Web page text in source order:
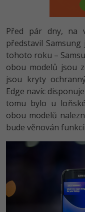
HTML5,
SQL a
Testování
UML a
React
Django
Best
PHP
JavaScript
Python
HTML /
UML a
SQLite
Vývojář
C# Game
Tester
3D grafik
-80%
JavaScript
PHP -80%
C++ -80%
Swift -80%
Kotlin -80%
VB.NET
SQL
Digitální
Marketing
WordPress
SEO -30%
UX
Business
MS Office
Photoshop
Adobe
Adobe
Adobe XD
Adobe
Adobe
Inkscape
Před pár dny, na
představil
tohoto roku –
obou modelů jsou
jsou kryty
Edge navíc
tomu bylo u
obou modelů
bude věnován